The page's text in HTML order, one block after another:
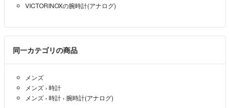
VICTORINOXの腕時計(アナログ)
同一カテゴリの商品
メンズ
メンズ › 時計
メンズ › 時計 › 腕時計(アナログ)